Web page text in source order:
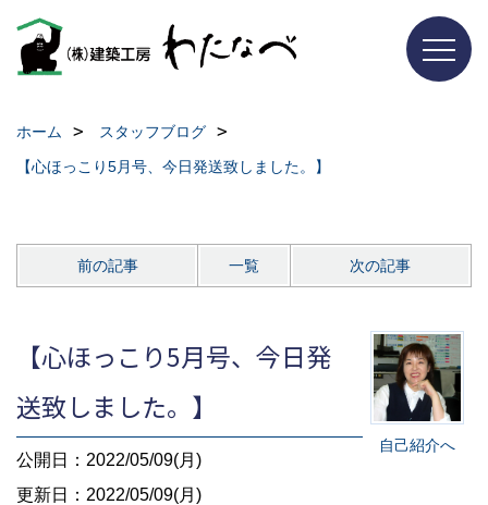
ホーム
スタッフブログ
【心ほっこり5月号、今日発送致しました。】
前の記事 一覧 次の記事
自己紹介へ
【心ほっこり5月号、今日発
送致しました。】
公開日：2022/05/09(月)
更新日：2022/05/09(月)